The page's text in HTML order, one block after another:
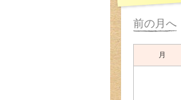
前の月へ
月